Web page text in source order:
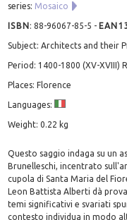
series: Mosaico
ISBN:88-96067-85-5 -
Subject: Architects and their
Period: 1400-1800 (XV-XVIII)
Places: Florence
Languages:
Weight: 0.22 kg
Questo saggio indaga su un
Brunelleschi, incentrato
cupola di Santa Maria del
Leon Battista Alberti dà
temi significativi e svariati
contesto individua in modo